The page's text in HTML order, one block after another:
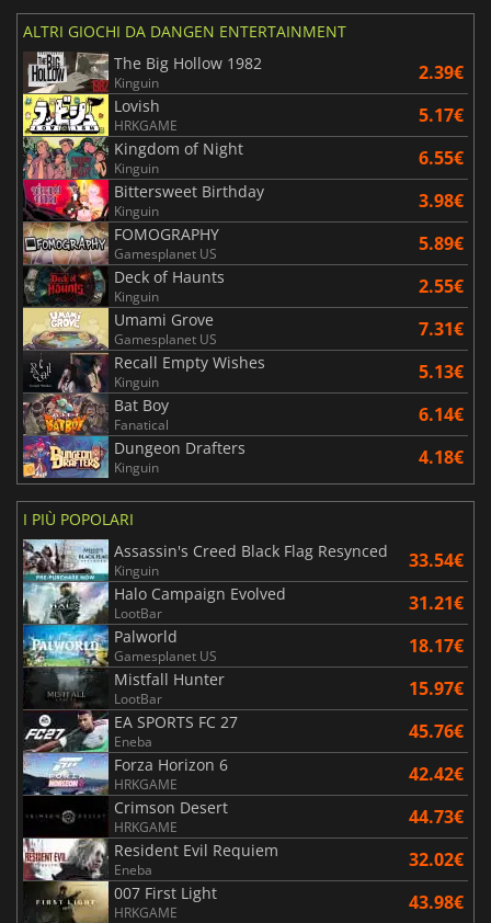
ALTRI GIOCHI DA DANGEN ENTERTAINMENT
The Big Hollow 1982
Kinguin 2.39€
Lovish
HRKGAME 5.17€
Kingdom of Night
Kinguin 6.55€
Bittersweet Birthday
Kinguin 3.98€
FOMOGRAPHY
Gamesplanet US 5.89€
Deck of Haunts
Kinguin 2.55€
Umami Grove
Gamesplanet US 7.31€
Recall Empty Wishes
Kinguin 5.13€
Bat Boy
Fanatical 6.14€
Dungeon Drafters
Kinguin 4.18€
I PIÙ POPOLARI
Assassin's Creed Black Flag Resynced
Kinguin 33.54€
Halo Campaign Evolved
LootBar 31.21€
Palworld
Gamesplanet US 18.17€
Mistfall Hunter
LootBar 15.97€
EA SPORTS FC 27
Eneba 45.76€
Forza Horizon 6
HRKGAME 42.42€
Crimson Desert
HRKGAME 44.73€
Resident Evil Requiem
Eneba 32.02€
007 First Light
HRKGAME 43.98€